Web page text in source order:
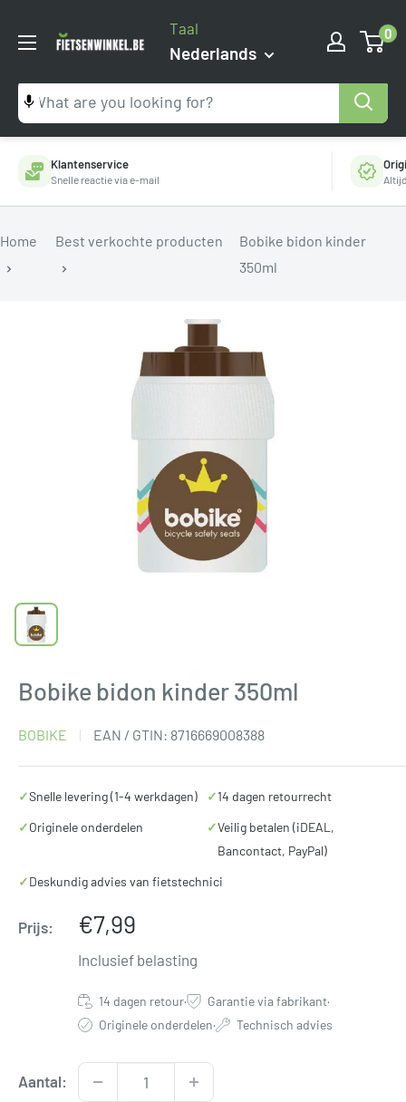
naar
Fietsenwinkel.be
Taal
Nederlands
0
Klantenservice
Snelle reactie via e-mail
Home Best verkochte producten
Bobike bidon kinder
350ml
Bobike bidon kinder 350ml
BOBIKE EAN / GTIN: 8716669008388
✓Snelle levering (1-4 werkdagen) ✓14 dagen retourrecht
✓Originele onderdelen ✓Veilig betalen (iDEAL,
Bancontact, PayPal)
✓Deskundig advies van fietstechnici
Prijs: Verkoopprijs
€7,99
Inclusief belasting
14 dagen retour· Garantie via fabrikant·
Originele onderdelen· Technisch advies
Aantal: